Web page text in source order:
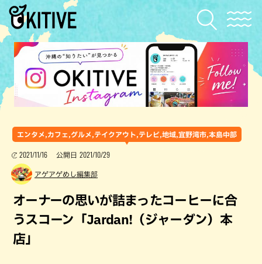
エンタメ,カフェ,グルメ,テイクアウト,テレビ,地域,宜野湾市,本島中部
2021/11/16 公開日 2021/10/29
アゲアゲめし編集部
オーナーの思いが詰まったコーヒーに合
うスコーン「Jardan!（ジャーダン）本
店」